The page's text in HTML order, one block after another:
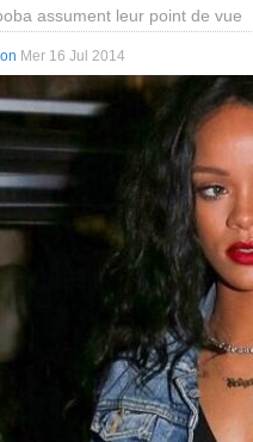
assument leur point de vue
Mer 16 Jul 2014